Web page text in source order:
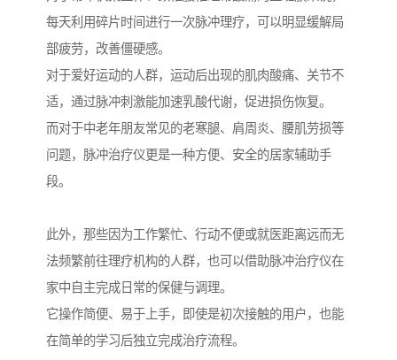
每天利用碎片时间进行一次脉冲理疗，可以明显缓解局
部疲劳，改善僵硬感。
对于爱好运动的人群，运动后出现的肌肉酸痛、关节不
适，通过脉冲刺激能加速乳酸代谢，促进损伤恢复。
而对于中老年朋友常见的老寒腿、肩周炎、腰肌劳损等
问题，脉冲治疗仪更是一种方便、安全的居家辅助手
段。
此外，那些因为工作繁忙、行动不便或就医距离远而无
法频繁前往理疗机构的人群，也可以借助脉冲治疗仪在
家中自主完成日常的保健与调理。
它操作简便、易于上手，即使是初次接触的用户，也能
在简单的学习后独立完成治疗流程。